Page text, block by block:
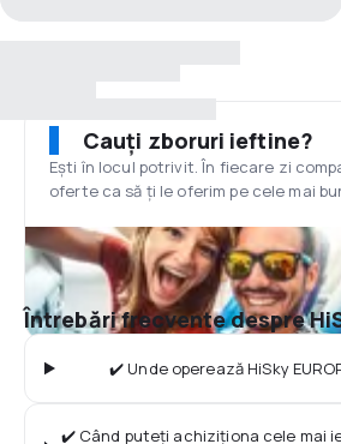
Cauți zboruri ieftine?
Ești în locul potrivit. În fiecare zi
oferte ca să ți le oferim pe cele mai
Întrebări frecvente despre
✔️ Unde operează HiSky
✔️ Când puteți achiziționa cele mai